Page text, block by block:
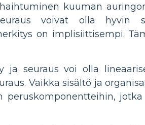
kuuman
voivat olla hyvin
on implisiittisempi.
ja seuraus voi olla
Vaikka sisältö ja
peruskomponentteihin,